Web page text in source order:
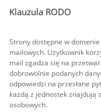
Klauzula RODO
Strony dostępne w
mailowych. Użytkownik
mail zgadza się na
dobrowolnie podanych
odpowiedzi na przesłane
każdą z jednostek znajdują
osobowych.